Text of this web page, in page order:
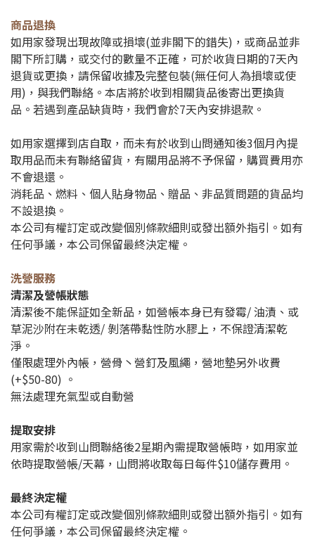
商品退換
如用家發現出現故障或損壞(並非閣下的錯失)，或商品並非
閣下所訂購，或交付的數量不正確，可於收貨日期的7天內
退貨或更換，請保留收據及完整包裝(無任何人為損壞或使
用)，與我們聯絡。本店將於收到相關貨品後寄出更換貨
品。若遇到產品缺貨時，我們會於7天內安排退款。
如用家選擇到店自取，而未有於收到山問通知後3個月內提
取用品而未有聯絡留貨，有關用品將不予保留，購買費用亦
不會退還。
消耗品、燃料、個人貼身物品、贈品、非品質問題的貨品均
不設退換。
本公司有權訂定或改變個別條款細則或發出額外指引。如有
任何爭議，本公司保留最終決定權。
洗營服務
清潔及營帳狀態
清潔後不能保証如全新品，如營帳本身已有發霉/ 油漬、或
草泥沙附在未乾透/ 剝落帶黏性防水膠上，不保證清潔乾
淨。
僅限處理外內帳，營骨丶營釘及風繩，營地墊另外收費
(+$50-80) 。
無法處理充氣型或自動營
提取安排
用家需於收到山問聯絡後2星期內需提取營帳時，如用家並
依時提取營帳/天幕，山問將收取每日每件$10儲存費用。
最終決定權
本公司有權訂定或改變個別條款細則或發出額外指引。如有
任何爭議，本公司保留最終決定權。